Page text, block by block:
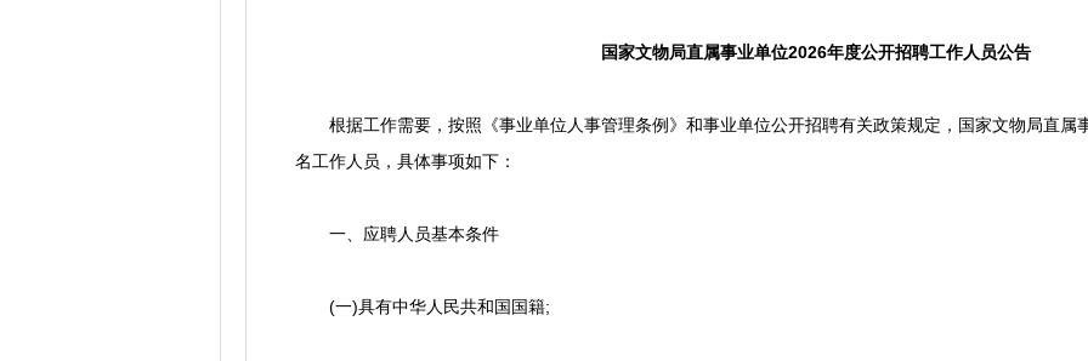
国家文物局直属事业单位2026年度公开招聘工作人员公告
根据工作需要，按照《事业单位人事管理条例》和事业单位公开招聘有关政策规定，国家文物局直属
名工作人员，具体事项如下：
一、应聘人员基本条件
(一)具有中华人民共和国国籍;